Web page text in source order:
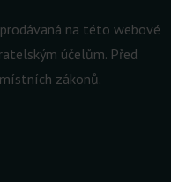
na této webové
účelům. Před
zákonů.